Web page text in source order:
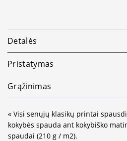
Detalės
Pristatymas
Grąžinimas
« Visi senųjų klasikų printai
kokybės spauda ant kokybiško
spaudai (210 g / m2).